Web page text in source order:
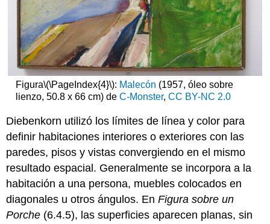
Figura\(\PageIndex{4}\): Malecón (1957, óleo sobre
lienzo, 50.8 x 66 cm) de C-Monster, CC BY-NC 2.0
Diebenkorn utilizó los límites de línea y color para
definir habitaciones interiores o exteriores con las
paredes, pisos y vistas convergiendo en el mismo
resultado espacial. Generalmente se incorpora a la
habitación a una persona, muebles colocados en
diagonales u otros ángulos. EnFigura sobre un
Porche (6.4.5), las superficies aparecen planas, sin